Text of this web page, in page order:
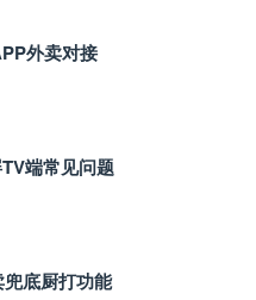
外卖对接
端常见问题
底厨打功能